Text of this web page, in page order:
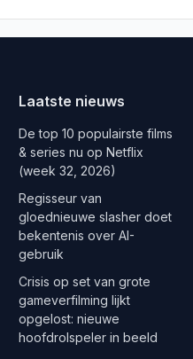
Laatste nieuws
De top 10 populairste films
& series nu op Netflix
(week 32, 2026)
Regisseur van
gloednieuwe slasher doet
bekentenis over AI-
gebruik
Crisis op set van grote
gameverfilming lijkt
opgelost: nieuwe
hoofdrolspeler in beeld